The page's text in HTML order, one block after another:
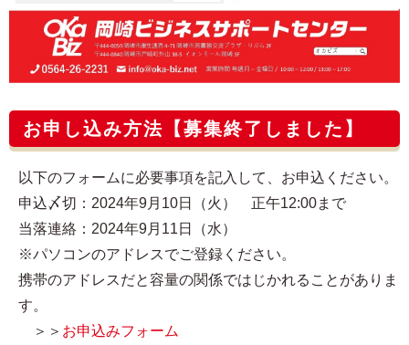
お申し込み方法【募集終了しました】
以下のフォームに必要事項を記入して、お申込ください。
申込〆切：2024年9月10日（火） 正午12:00まで
当落連絡：2024年9月11日（水）
※パソコンのアドレスでご登録ください。
携帯のアドレスだと容量の関係ではじかれることがありま
す。
＞＞ お申込みフォーム